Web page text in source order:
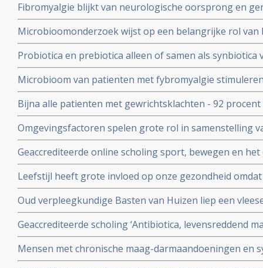
Fibromyalgie blijkt van neurologische oorsprong en
ziekte van Huntington een chronische erfelijke ziekte
studie onder gegevens van 2.563.755 mensen
Microbioomonderzoek wijst op een belangrijke rol
Prikkelbaredarmsyndroom (PDS)
Probiotica en prebiotica alleen of samen als synbiotica
van depressie en angst bij patiënten met een
gebruiken ervan
Microbioom van patienten met fybromyalgie
darmmicrobioom van gezonde mensen vermindert
leven aanzienlijk
Bijna alle patienten met gewrichtsklachten - 92
waarbij reguliere en complementaire middelen worden
Omgevingsfactoren spelen grote rol in samenstelling
darmmicrobiota en heeft grote invloed op onze
Geaccrediteerde online scholing sport, bewegen en
en therapeuten. Data 23 mei 2024 en 4 juni 2024.
Leefstijl heeft grote invloed op onze gezondheid
wordt aangetast. Dagelijks probiotica kan helpen
Oud verpleegkundige Basten van Huizen liep een
zwaar verminkte maar met probiotica herstelde hij zo
kan doen
Geaccrediteerde scholing ‘Antibiotica, levensreddend
en 13 juni 2023 via webinar vanuit Winclove Amsterdam
Mensen met chronische maag-darmaandoeningen en
angstigheid kunnen baat hebben bij probiotica